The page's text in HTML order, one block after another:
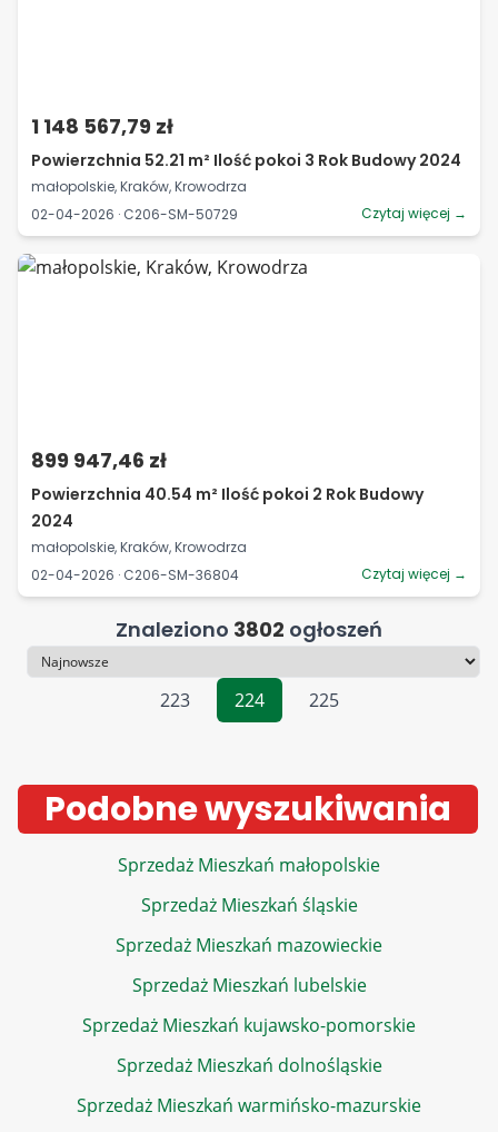
1 148 567,79 zł
Powierzchnia 52.21 m² Ilość pokoi 3 Rok Budowy 2024
małopolskie, Kraków, Krowodrza
02-04-2026 · C206-SM-50729
Czytaj więcej →
899 947,46 zł
Powierzchnia 40.54 m² Ilość pokoi 2 Rok Budowy
2024
małopolskie, Kraków, Krowodrza
02-04-2026 · C206-SM-36804
Czytaj więcej →
Znaleziono 3802 ogłoszeń
Sortowanie
223
224 225
Podobne wyszukiwania
Sprzedaż Mieszkań małopolskie
Sprzedaż Mieszkań śląskie
Sprzedaż Mieszkań mazowieckie
Sprzedaż Mieszkań lubelskie
Sprzedaż Mieszkań kujawsko-pomorskie
Sprzedaż Mieszkań dolnośląskie
Sprzedaż Mieszkań warmińsko-mazurskie